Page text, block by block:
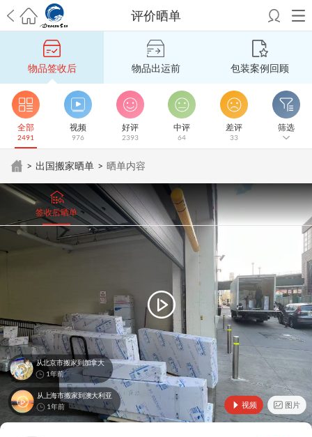
评价晒单
希望邮寄国际包裹顺利，从广州市国际快递邮寄到新西兰哪个公司好？
澳洲海运搬家回广州报关清关要怎么做？注意事项有哪些？青岛市国际
搬家服务到美国，搬家公司有哪些搬家方案？
大连市国际搬家服务到中
国台湾是一种怎样的体验？有人分享搬家经历吗？
从长沙市国际快递邮
寄到韩国有哪些国际快递方式？用哪种好？法国家具国际海运回国的方
法有哪些？具体怎么操作？
国际搬家：家具海运到奥克兰怎么样能省
钱？跨国搬家服务：扬州跨国搬家到加拿大怎么更有保障？
新冠疫情会
输到澳大利亚，移民如何跨国搬家？
家怎么搬省钱？
昆明搬家到美国，如何打包才能对国际长途运输放心？
从秦皇岛市托运到美国 从重庆市托运到美国 从上海市托运到澳大利亚从
张家界市托运到美国从厦门市托运到美国从张家界市托运到美国从上海
市搬家到柬埔寨从上海市搬家到英国从南京市搬家到加拿大
从大连市搬
家到英国
从佛山市搬家到美国 从北京市搬家到西班牙
物品签收后 物品出运前 包装案例回顾
全部
2491
视频
976
好评
2393
中评
64
差评
33
筛选
> 出国搬家晒单 > 晒单内容
签收后晒单
视频 图片
从北京市搬家到加拿大
1年前
从上海市搬家到澳大利亚
1年前